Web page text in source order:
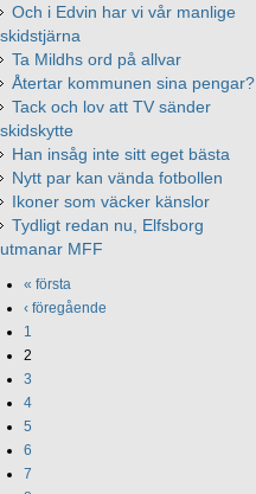
Och i Edvin har vi vår manlige
skidstjärna
Ta Mildhs ord på allvar
Återtar kommunen sina pengar?
Tack och lov att TV sänder
skidskytte
Han insåg inte sitt eget bästa
Nytt par kan vända fotbollen
Ikoner som väcker känslor
Tydligt redan nu, Elfsborg
utmanar MFF
« första
‹ föregående
1
2
3
4
5
6
7